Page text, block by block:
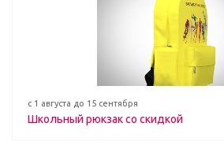
с 1 августа до 15 сентября
Школьный рюкзак со скидкой